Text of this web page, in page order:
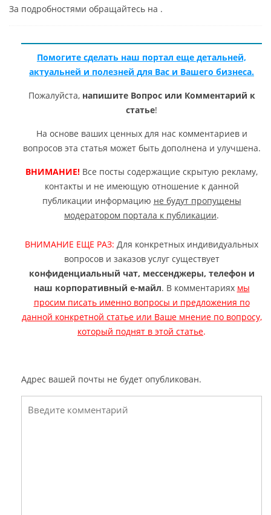
За подробностями обращайтесь на .
Помогите сделать наш портал еще детальней,
актуальней и полезней для Вас и Вашего бизнеса.
Пожалуйста, напишите Вопрос или Комментарий к
статье!
На основе ваших ценных для нас комментариев и
вопросов эта статья может быть дополнена и улучшена.
ВНИМАНИЕ! Все посты содержащие скрытую рекламу,
контакты и не имеющую отношение к данной
публикации информацию не будут пропущены
модератором портала к публикации.
ВНИМАНИЕ ЕЩЕ РАЗ: Для конкретных индивидуальных
вопросов и заказов услуг существует
конфиденциальный чат, мессенджеры, телефон и
наш корпоративный е-майл. В комментариях мы
просим писать именно вопросы и предложения по
данной конкретной статье или Ваше мнение по вопросу,
который поднят в этой статье.
Адрес вашей почты не будет опубликован.